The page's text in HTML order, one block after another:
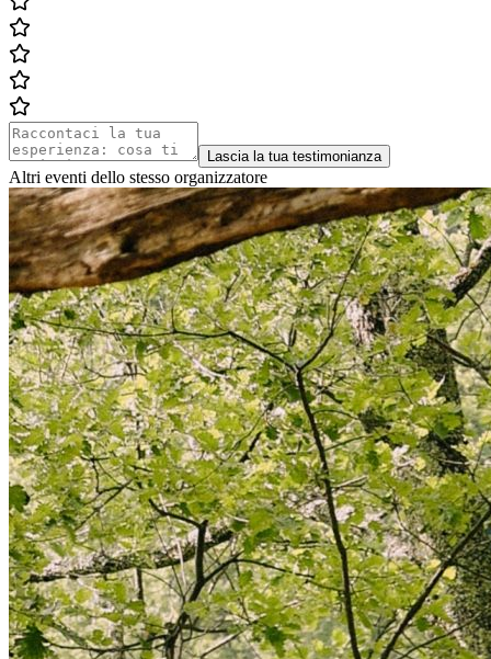
Lascia la tua testimonianza
Altri eventi dello stesso organizzatore